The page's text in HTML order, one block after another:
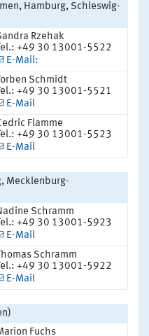
Hamburg, Schleswig-
Rzehak
+49 30 13001-5522
E-Mail:
Schmidt
+49 30 13001-5521
E-Mail
Flamme
+49 30 13001-5523
E-Mail
Mecklenburg-
Schramm
+49 30 13001-5923
E-Mail
Schramm
+49 30 13001-5922
E-Mail
Fuchs